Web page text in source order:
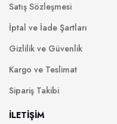
Satış Sözleşmesi
İptal ve İade Şartları
Gizlilik ve Güvenlik
Kargo ve Teslimat
Sipariş Takibi
İLETİŞİM